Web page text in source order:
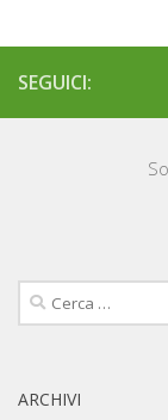
SEGUICI:
Ricerca
per:
ARCHIVI